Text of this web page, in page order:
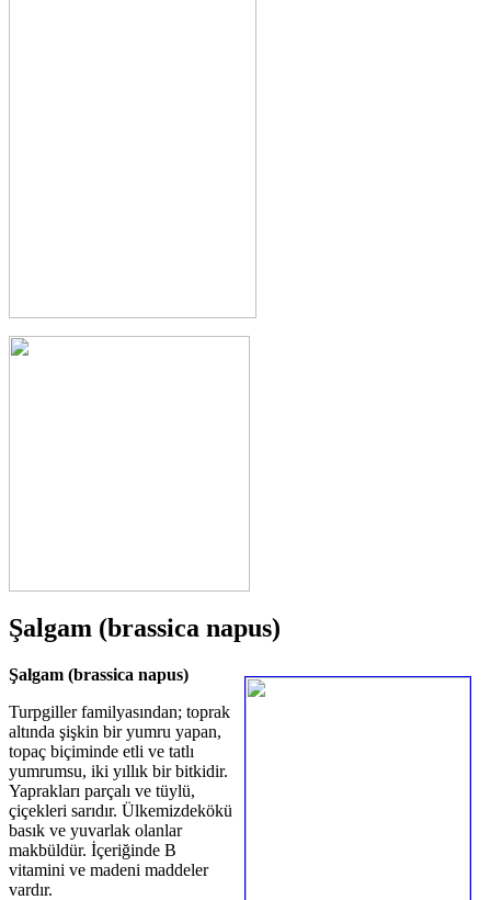
Şalgam (brassica napus)
Şalgam (brassica napus)
Turpgiller familyasından; toprak
altında şişkin bir yumru yapan,
topaç biçiminde etli ve tatlı
yumrumsu, iki yıllık bir bitkidir.
Yaprakları parçalı ve tüylü,
çiçekleri sarıdır. Ülkemizdekökü
basık ve yuvarlak olanlar
makbüldür. İçeriğinde B
vitamini ve madeni maddeler
vardır.